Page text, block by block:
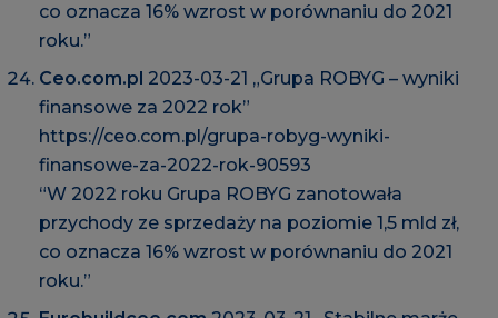
co oznacza 16% wzrost w porównaniu do 2021
roku.”
Ceo.com.pl 2023-03-21 „Grupa ROBYG – wyniki
finansowe za 2022 rok”
https://ceo.com.pl/grupa-robyg-wyniki-
finansowe-za-2022-rok-90593
“W 2022 roku Grupa ROBYG zanotowała
przychody ze sprzedaży na poziomie 1,5 mld zł,
co oznacza 16% wzrost w porównaniu do 2021
roku.”